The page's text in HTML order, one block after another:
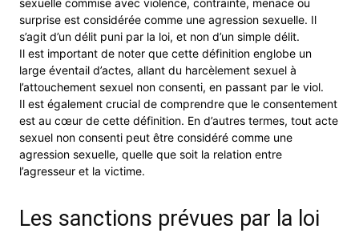
sexuelle commise avec violence, contrainte, menace ou
surprise est considérée comme une agression sexuelle. Il
s’agit d’un délit puni par la loi, et non d’un simple délit.
Il est important de noter que cette définition englobe un
large éventail d’actes, allant du harcèlement sexuel à
l’attouchement sexuel non consenti, en passant par le viol.
Il est également crucial de comprendre que le consentement
est au cœur de cette définition. En d’autres termes, tout acte
sexuel non consenti peut être considéré comme une
agression sexuelle, quelle que soit la relation entre
l’agresseur et la victime.
Les sanctions prévues par la loi